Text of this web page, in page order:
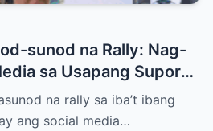
sunod na Rally: Nag-
sa Usapang Suporta
na rally sa iba’t ibang
ang social media…